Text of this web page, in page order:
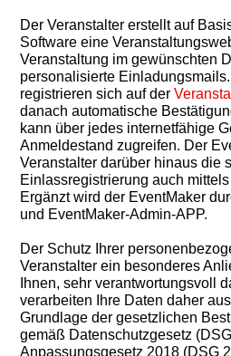
Der Veranstalter erstellt auf
Software eine
Veranstaltung im gewünschten
personalisierte
registrieren sich auf der
danach automatische
kann über jedes internetfähige
Anmeldestand zugreifen. Der
Veranstalter darüber hinaus die
Einlassregistrierung auch
Ergänzt wird der EventMaker
und EventMaker-Admin-APP.
Der Schutz Ihrer
Veranstalter ein besonderes
Ihnen, sehr verantwortungsvoll
verarbeiten Ihre Daten daher
Grundlage der gesetzlichen
gemäß Datenschutzgesetz
Anpassungsgesetz 2018 (DSG